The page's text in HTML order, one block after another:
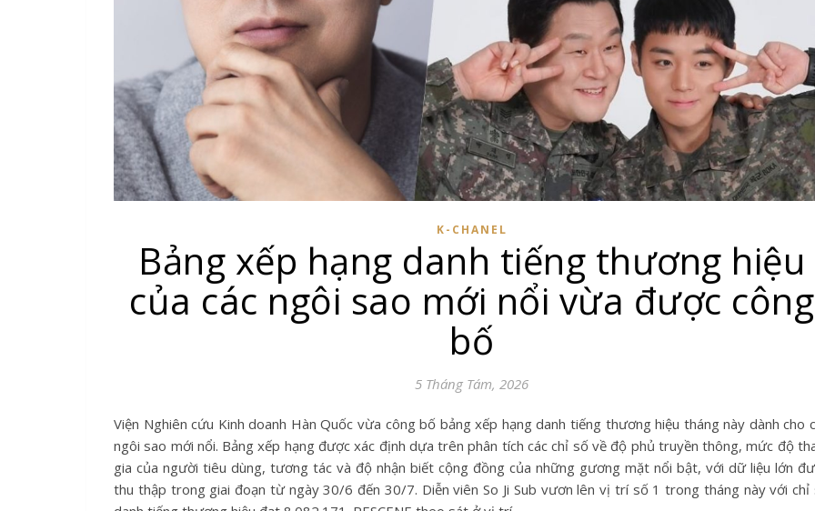
K-CHANEL
Bảng xếp hạng danh tiếng thương hiệu
của các ngôi sao mới nổi vừa được công
bố
5 Tháng Tám, 2026
Viện Nghiên cứu Kinh doanh Hàn Quốc vừa công bố bảng xếp hạng danh tiếng thương hiệu tháng này dành cho các
ngôi sao mới nổi. Bảng xếp hạng được xác định dựa trên phân tích các chỉ số về độ phủ truyền thông, mức độ
gia của người tiêu dùng, tương tác và độ nhận biết cộng đồng của những gương mặt nổi bật, với dữ liệu lớn
thu thập trong giai đoạn từ ngày 30/6 đến 30/7. Diễn viên So Ji Sub vươn lên vị trí số 1 trong tháng này với chỉ